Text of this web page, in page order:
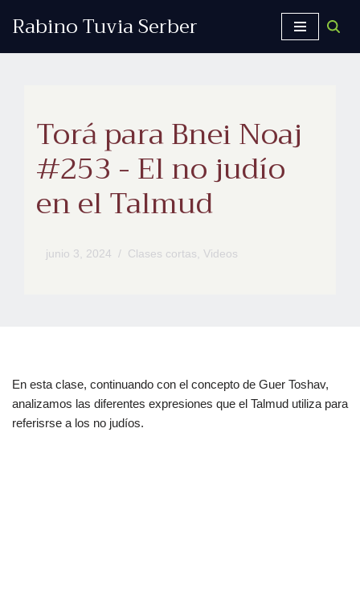
Rabino Tuvia Serber
Torá para Bnei Noaj
#253 - El no judío
en el Talmud
junio 3, 2024 Clases cortas, Videos
En esta clase, continuando con el concepto de Guer Toshav,
analizamos las diferentes expresiones que el Talmud utiliza para
referisrse a los no judíos.